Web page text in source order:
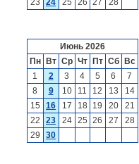
23
24 25 26 27 28
Июнь 2026
Пн
Вт Ср Чт Пт Сб
Вс
1
2 3 4 5 6
7
8
9 10 11 12 13
14
15
16 17 18 19 20
21
22
23 24 25 26 27
28
29
30